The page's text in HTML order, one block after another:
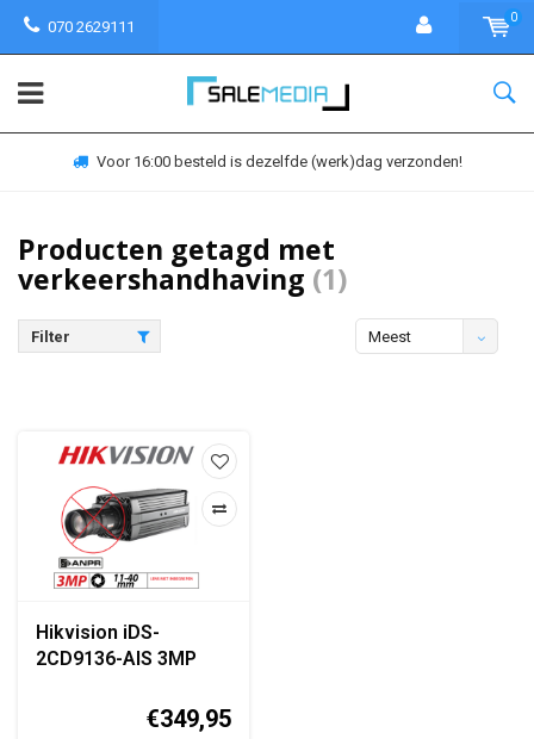
070 2629111
0
Voor 16:00 besteld is dezelfde (werk)dag verzonden!
Producten getagd met
verkeershandhaving (1)
Filter
Meest
Hikvision iDS-
2CD9136-AIS 3MP
Camera (Zonder€349,95